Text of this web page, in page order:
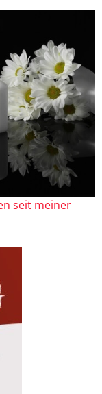
seit meiner